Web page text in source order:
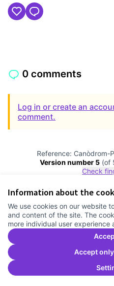
Information about the
We use cookies on our website
and content of the site. The
more individual user experience
Accept
0 comments
Log in or create an
comment.
Reference:
Version number 5(of
Check
Cookie settings
Comunitat Canòdrom at
(External link)
Comunitat Canòdrom at
(External link)
Comunitat Canòdrom at YouTube
(External link)
English
Triar la llenguaElegir el idioma
(External link)
Website made with